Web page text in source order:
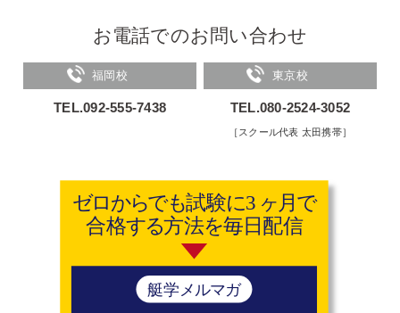
お電話でのお問い合わせ
福岡校
TEL.092-555-7438
東京校
TEL.080-2524-3052
［スクール代表 太田携帯］